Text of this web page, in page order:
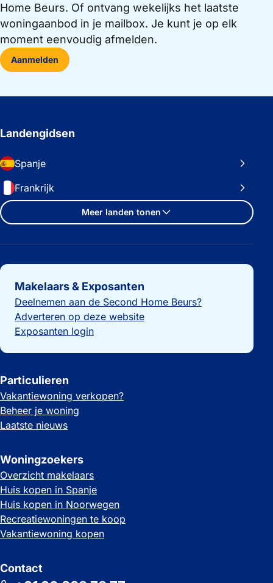
Home Beurs. Of ontvang wekelijks het laatste
woningaanbod in je mailbox. Je kunt je op elk
moment eenvoudig afmelden.
Aanmelden
Landengidsen
Spanje
Frankrijk
Meer landen tonen
Belangrijke links
Makelaars & Exposanten
Deelnemen aan de Second Home Beurs?
Adverteren op deze website
Exposanten login
Particulieren
Vakantiewoning verkopen?
Beheer je woning
Laatste nieuws
Woningzoekers
Overzicht makelaars
Huis kopen in Spanje
Huis kopen in Noorwegen
Recreatiewoningen te koop
Vakantiewoning kopen
Contact